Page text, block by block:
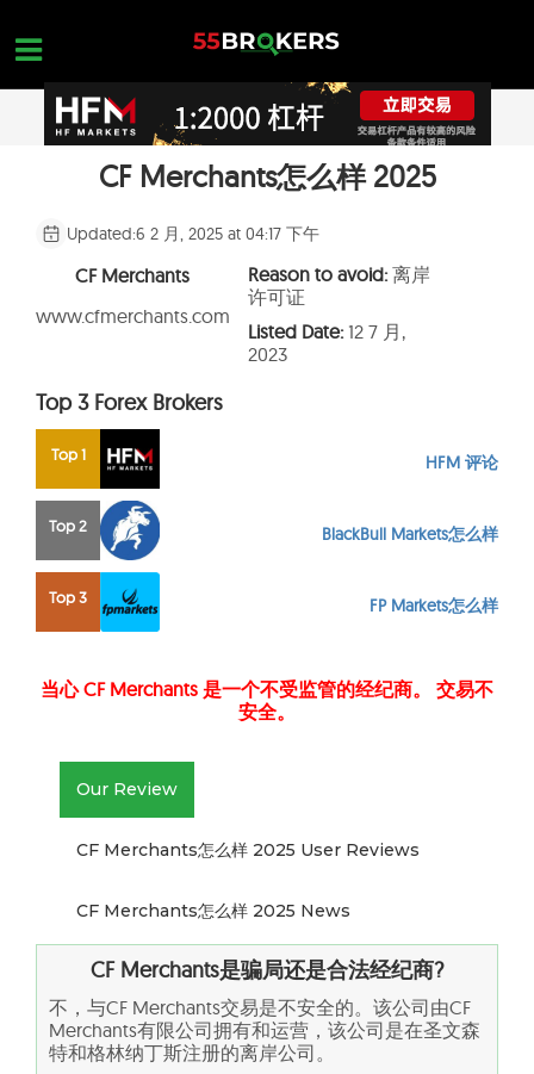
content
外汇黑平台
学习外汇交易
联系我们
开设一个免费账户
CF Merchants怎么样 2025
Updated:6 2 月, 2025 at 04:17 下午
CF Merchants
www.cfmerchants.com
Reason to avoid:离岸
许可证
Listed Date:12 7 月,
2023
Top 3 Forex Brokers
Top 1 HFM 评论
Top 2 BlackBull Markets怎么样
Top 3 FP Markets怎么样
当心 CF Merchants 是一个不受监管的经纪商。 交易不
安全。
Our Review
CF Merchants怎么样 2025 User Reviews
CF Merchants怎么样 2025 News
CF Merchants是骗局还是合法经纪商?
不，与CF Merchants交易是不安全的。该公司由CF
Merchants有限公司拥有和运营，该公司是在圣文森
特和格林纳丁斯注册的离岸公司。